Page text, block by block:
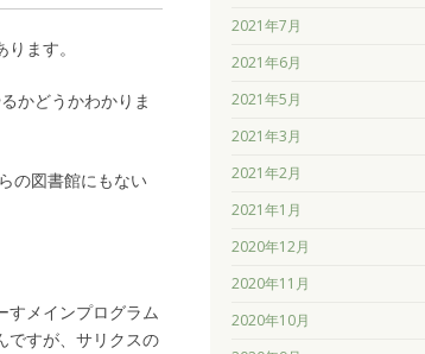
ます。
かどうかわかりま
の図書館にもない
すメインプログラム
ですが、サリクスの
2021年7月
2021年6月
2021年5月
2021年3月
2021年2月
2021年1月
2020年12月
2020年11月
2020年10月